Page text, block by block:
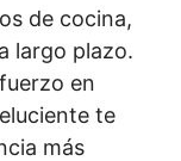
de cocina,
largo plazo.
en
te
más